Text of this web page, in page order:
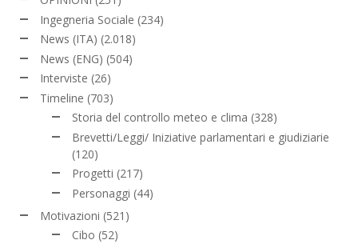
Ingegneria Sociale (234)
News (ITA) (2.018)
News (ENG) (504)
Interviste (26)
Timeline (703)
Storia del controllo meteo e clima (328)
Brevetti/Leggi/ Iniziative parlamentari e giudiziarie
(120)
Progetti (217)
Personaggi (44)
Motivazioni (521)
Cibo (52)